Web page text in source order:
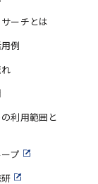
ーチとは
例
利用範囲と
プ